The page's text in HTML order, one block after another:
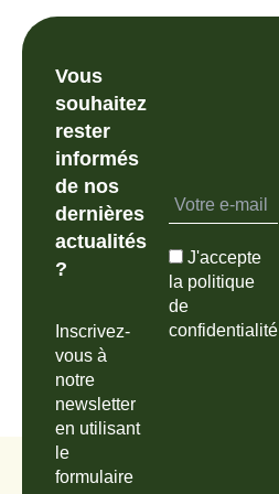
Vous
souhaitez
rester
informés
de nos
dernières
actualités
?
Inscrivez-
vous à
notre
newsletter
en utilisant
le
formulaire
J'accepte
la politique
de
confidentialité